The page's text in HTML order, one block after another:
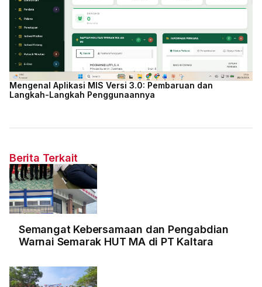
Mengenal Aplikasi MIS Versi 3.0: Pembaruan dan
Langkah-Langkah Penggunaannya
Berita Terkait
Semangat Kebersamaan dan Pengabdian
Warnai Semarak HUT MA di PT Kaltara